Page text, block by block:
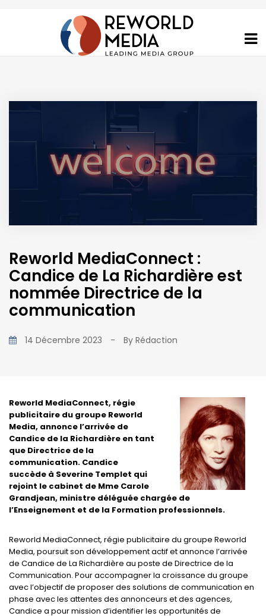
Reworld MediaConnect :
Candice de La Richardière est
nommée Directrice de la
communication
14 Décembre 2023 - By Rédaction
Reworld MediaConnect, régie
publicitaire du groupe Reworld
Media, annonce l’arrivée de
Candice de la Richardière en tant
que Directrice de la
communication. Candice
succède à Severine Templet qui
rejoint le cabinet de Mme Carole
Grandjean, ministre déléguée chargée de
l’Enseignement et de la Formation professionnels.
Reworld MediaConnect, régie publicitaire du groupe Reworld
Media, poursuit son développement actif et annonce l’arrivée
de Candice de La Richardière au poste de Directrice de la
Communication. Pour accompagner la croissance du groupe
avec l’objectif de proposer des solutions de communication en
phase avec les attentes des annonceurs et des agences,
Candice a pour mission d’identifier les opportunités de